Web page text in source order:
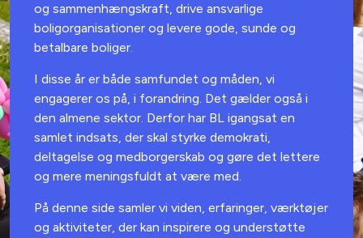
og sammenhængskraft, drive ansvarlige
boligorganisationer og levere gode, sunde og
betalbare boliger.
I disse år er både samfundet og måden, vi
engagerer os på, i forandring. Det gælder også i
den almene sektor. Derfor har BL igangsat en
samlet indsats, der skal styrke demokrati,
deltagelse og medborgerskab og gøre det lettere
og mere meningsfuldt at være med.
På denne side samler vi viden, erfaringer, værktøjer
og aktiviteter, der kan inspirere og understøtte